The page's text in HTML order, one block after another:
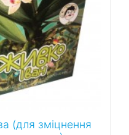
(для зміцнення